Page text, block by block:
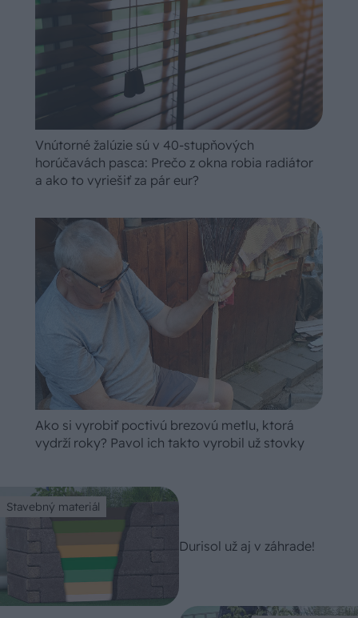
Vnútorné žalúzie sú v 40-stupňových
horúčavách pasca: Prečo z okna robia radiátor
a ako to vyriešiť za pár eur?
Ako si vyrobiť poctivú brezovú metlu, ktorá
vydrží roky? Pavol ich takto vyrobil už stovky
Stavebný materiál
Durisol už aj v záhrade!